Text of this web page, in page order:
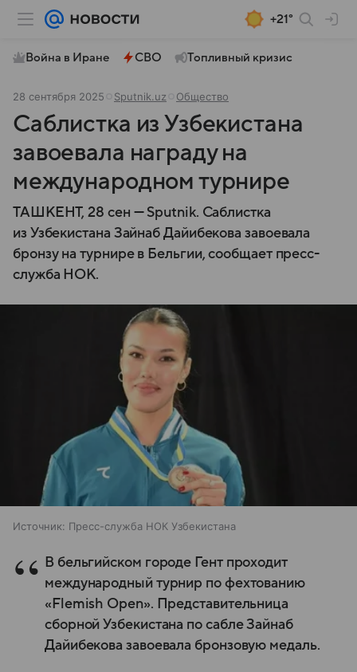
+21°
Война в Иране СВО Топливный кризис
28 сентября 2025 Sputnik.uz Общество
Саблистка из Узбекистана
завоевала награду на
международном турнире
ТАШКЕНТ, 28 сен — Sputnik. Саблистка
из Узбекистана Зайнаб Дайибекова завоевала
бронзу на турнире в Бельгии, сообщает пресс-
служба НОК.
Источник: Пресс-служба НОК Узбекистана
В бельгийском городе Гент проходит
международный турнир по фехтованию
«Flemish Open». Представительница
сборной Узбекистана по сабле Зайнаб
Дайибекова завоевала бронзовую медаль.